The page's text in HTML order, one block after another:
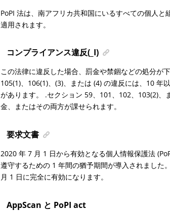
PoPI 法は、南アフリカ共和国にいるすべての個人
適用されます。
コンプライアンス違反(_I)
この法律に違反した場合、罰金や禁錮などの処分が
105(1)、106(1)、(3)、または (4) の違反には、10 年
があります。 .セクション 59、101、102、103(2)
金、またはその両方が課せられます。
要求文書
2020 年 7 月 1 日から有効となる個人情報保護法
遵守するための 1 年間の猶予期間が導入されまし
月 1 日に完全に有効になります。
AppScan と PoPI act